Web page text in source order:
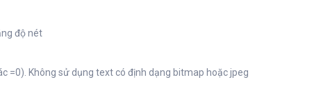
độ nét
=0). Không sử dụng text có định dạng bitmap hoặc jpeg